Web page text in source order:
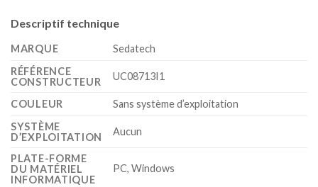
Descriptif technique
MARQUE
‎Sedatech
RÉFÉRENCE
CONSTRUCTEUR
‎UC08713I1
COULEUR
‎Sans système d’exploitation
SYSTÈME
D’EXPLOITATION
‎Aucun
PLATE-FORME
DU MATÉRIEL
INFORMATIQUE
‎PC, Windows